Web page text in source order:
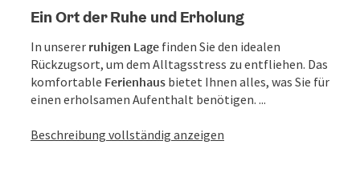
Ein Ort der Ruhe und Erholung
In unserer ruhigen Lage finden Sie den idealen
Rückzugsort, um dem Alltagsstress zu entfliehen. Das
komfortable Ferienhaus bietet Ihnen alles, was Sie für
einen erholsamen Aufenthalt benötigen. ...
Beschreibung vollständig anzeigen